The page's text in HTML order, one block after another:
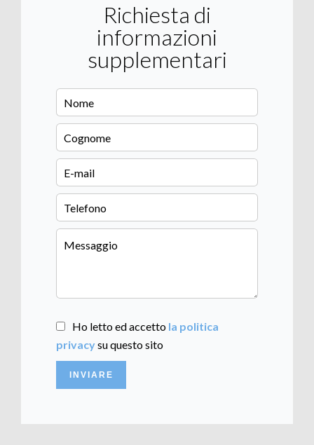
Richiesta di
informazioni
supplementari
Ho letto ed accetto la politica
privacysu questo sito
INVIARE